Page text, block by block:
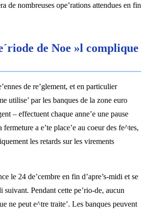
de nombreuses ope’rations attendues en fin
de Noe »l complique
de re’glement, et en particulier
utilise’ par les banques de la zone euro
– effectuent chaque anne’e une pause
a e’te place’e au coeur des fe^tes,
les retards sur les virements
le 24 de’cembre en fin d’apre’s-midi et se
suivant. Pendant cette pe’rio-de, aucun
ne peut e^tre traite’. Les banques peuvent